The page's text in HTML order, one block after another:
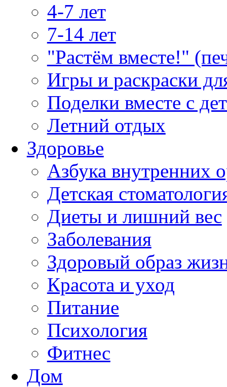
4-7 лет
7-14 лет
"Растём вместе!"
Игры и раскраски
Поделки вместе с
Летний отдых
Здоровье
Азбука внутренних
Детская
Диеты и лишний вес
Заболевания
Здоровый образ
Красота и уход
Питание
Психология
Фитнес
Дом